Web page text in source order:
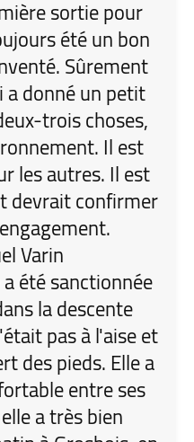
sortie pour
été un bon
Sûrement
a donné un petit
trois choses,
Il est
les autres. Il est
devrait confirmer
Varin
été sanctionnée
la descente
pas à l'aise et
des pieds. Elle a
entre ses
a très bien